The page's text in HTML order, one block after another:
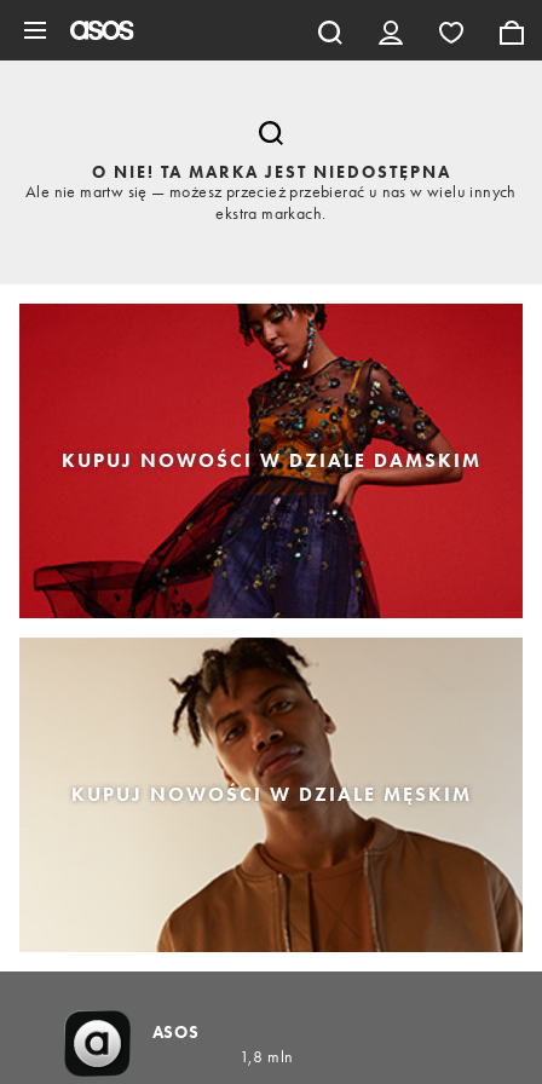
O NIE! TA MARKA JEST NIEDOSTĘPNA
Ale nie martw się — możesz przecież przebierać u nas w wielu innych
ekstra markach.
KUPUJ NOWOŚCI W DZIALE DAMSKIM
KUPUJ NOWOŚCI W DZIALE MĘSKIM
ASOS
1,8 mln